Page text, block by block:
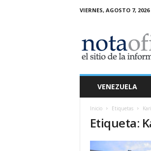
VIERNES, AGOSTO 7, 2026
a
O
VENEZUELA
Inicio Etiquetas
Etiqueta: